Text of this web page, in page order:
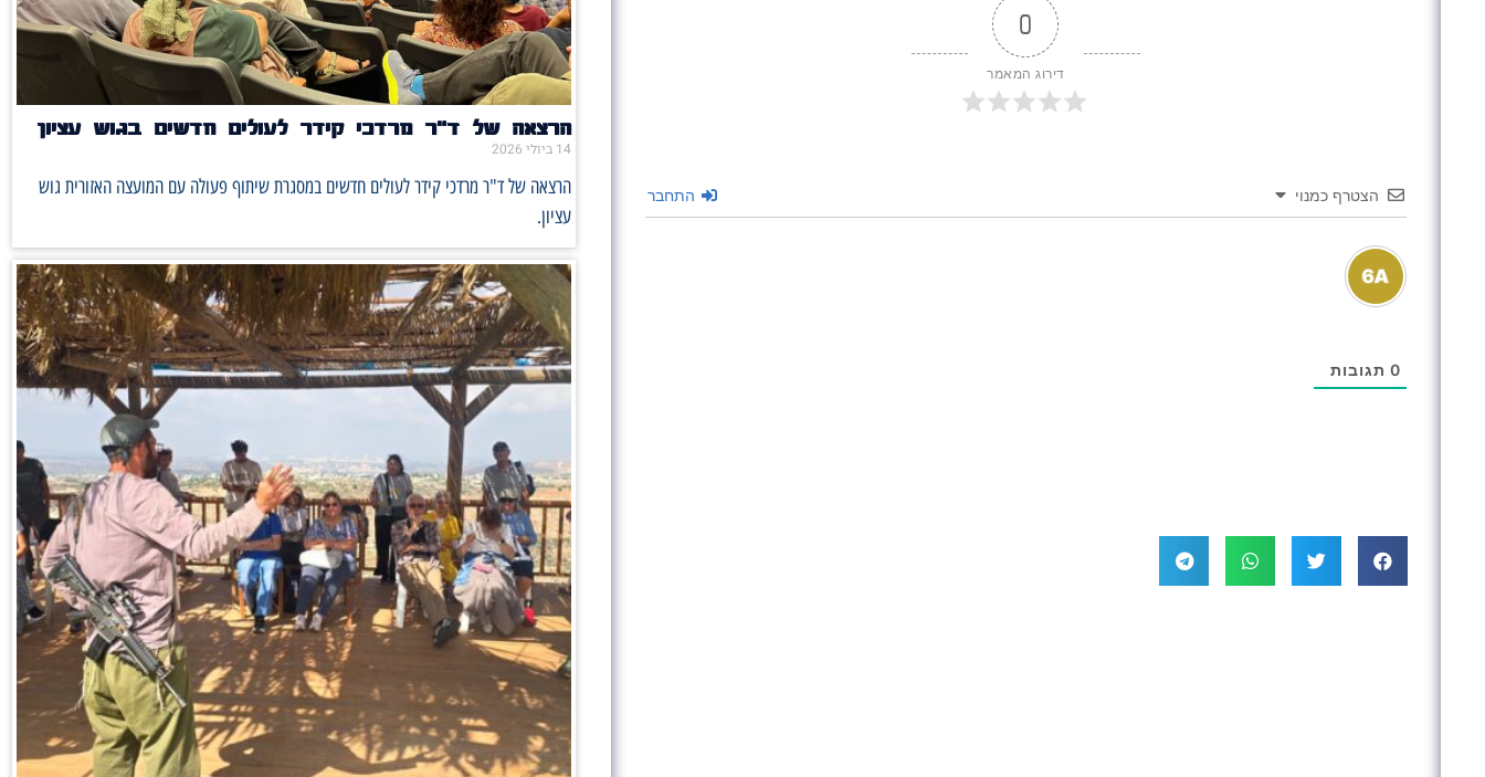
0
דירוג המאמר
הצטרף כמנוי התחבר
0 תגובות
הרצאה של ד"ר מרדכי קידר לעולים חדשים בגוש עציון
14 ביולי 2026
הרצאה של ד"ר מרדכי קידר לעולים חדשים במסגרת שיתוף פעולה עם המועצה האזורית גוש
עציון.